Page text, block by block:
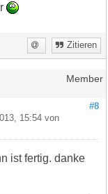
Zitieren
Member
#8
15:54 von
ist fertig. danke